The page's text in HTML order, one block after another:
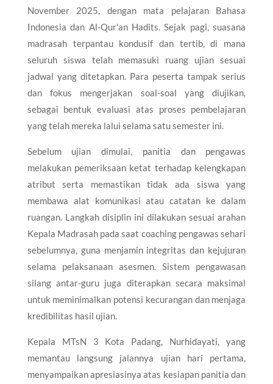
November 2025, dengan mata pelajaran Bahasa
Indonesia dan Al-Qur'an Hadits. Sejak pagi, suasana
madrasah terpantau kondusif dan tertib, di mana
seluruh siswa telah memasuki ruang ujian sesuai
jadwal yang ditetapkan. Para peserta tampak serius
dan fokus mengerjakan soal-soal yang diujikan,
sebagai bentuk evaluasi atas proses pembelajaran
yang telah mereka lalui selama satu semester ini.
Sebelum ujian dimulai, panitia dan pengawas
melakukan pemeriksaan ketat terhadap kelengkapan
atribut serta memastikan tidak ada siswa yang
membawa alat komunikasi atau catatan ke dalam
ruangan. Langkah disiplin ini dilakukan sesuai arahan
Kepala Madrasah pada saat coaching pengawas sehari
sebelumnya, guna menjamin integritas dan kejujuran
selama pelaksanaan asesmen. Sistem pengawasan
silang antar-guru juga diterapkan secara maksimal
untuk meminimalkan potensi kecurangan dan menjaga
kredibilitas hasil ujian.
Kepala MTsN 3 Kota Padang, Nurhidayati, yang
memantau langsung jalannya ujian hari pertama,
menyampaikan apresiasinya atas kesiapan panitia dan